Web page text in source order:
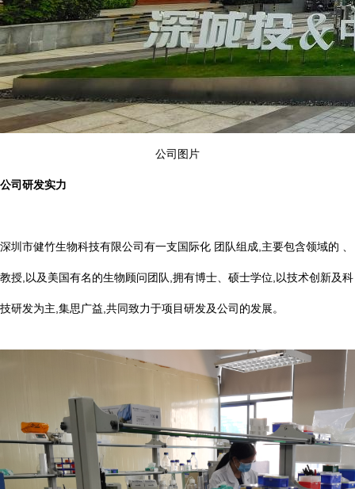
公司图片
公司研发实力
深圳市健竹生物科技有限公司有一支国际化 团队组成,主要包含领域的 、
教授,以及美国有名的生物顾问团队,拥有博士、硕士学位,以技术创新及科
技研发为主,集思广益,共同致力于项目研发及公司的发展。